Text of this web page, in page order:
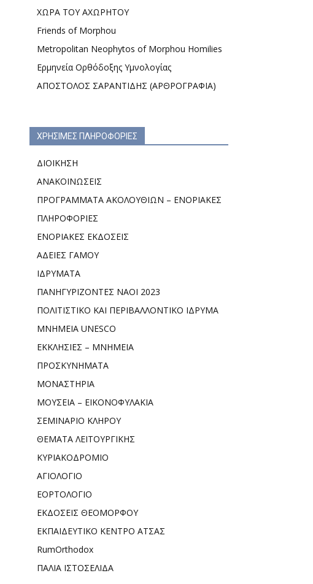
ΧΩΡΑ ΤΟΥ ΑΧΩΡΗΤΟΥ
Friends of Morphou
Metropolitan Neophytos of Morphou Homilies
Ερμηνεία Ορθόδοξης Υμνολογίας
ΑΠΟΣΤΟΛΟΣ ΣΑΡΑΝΤΙΔΗΣ (ΑΡΘΡΟΓΡΑΦΙΑ)
ΧΡΗΣΙΜΕΣ ΠΛΗΡΟΦΟΡΙΕΣ
ΔΙΟΙΚΗΣΗ
ΑΝΑΚΟΙΝΩΣΕΙΣ
ΠΡΟΓΡΑΜΜΑΤΑ ΑΚΟΛΟΥΘΙΩΝ – ΕΝΟΡΙΑΚΕΣ
ΠΛΗΡΟΦΟΡΙΕΣ
ΕΝΟΡΙΑΚΕΣ ΕΚΔΟΣΕΙΣ
ΑΔΕΙΕΣ ΓΑΜΟΥ
ΙΔΡΥΜΑΤΑ
ΠΑΝΗΓΥΡΙΖΟΝΤΕΣ ΝΑΟΙ 2023
ΠΟΛΙΤΙΣΤΙΚΟ ΚΑΙ ΠΕΡΙΒΑΛΛΟΝΤΙΚΟ ΙΔΡΥΜΑ
ΜΝΗΜΕΙΑ UNESCO
ΕΚΚΛΗΣΙΕΣ – ΜΝΗΜΕΙΑ
ΠΡΟΣΚΥΝΗΜΑΤΑ
ΜΟΝΑΣΤΗΡΙΑ
ΜΟΥΣΕΙΑ – ΕΙΚΟΝΟΦΥΛΑΚΙΑ
ΣΕΜΙΝΑΡΙΟ ΚΛΗΡΟΥ
ΘΕΜΑΤΑ ΛΕΙΤΟΥΡΓΙΚΗΣ
ΚΥΡΙΑΚΟΔΡΟΜΙΟ
ΑΓΙΟΛΟΓΙΟ
ΕΟΡΤΟΛΟΓΙΟ
ΕΚΔΟΣΕΙΣ ΘΕΟΜΟΡΦΟΥ
ΕΚΠΑΙΔΕΥΤΙΚΟ ΚΕΝΤΡΟ ΑΤΣΑΣ
RumOrthodox
ΠΑΛΙΑ ΙΣΤΟΣΕΛΙΔΑ